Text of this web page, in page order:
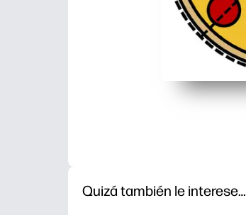
Quizá también le interese…